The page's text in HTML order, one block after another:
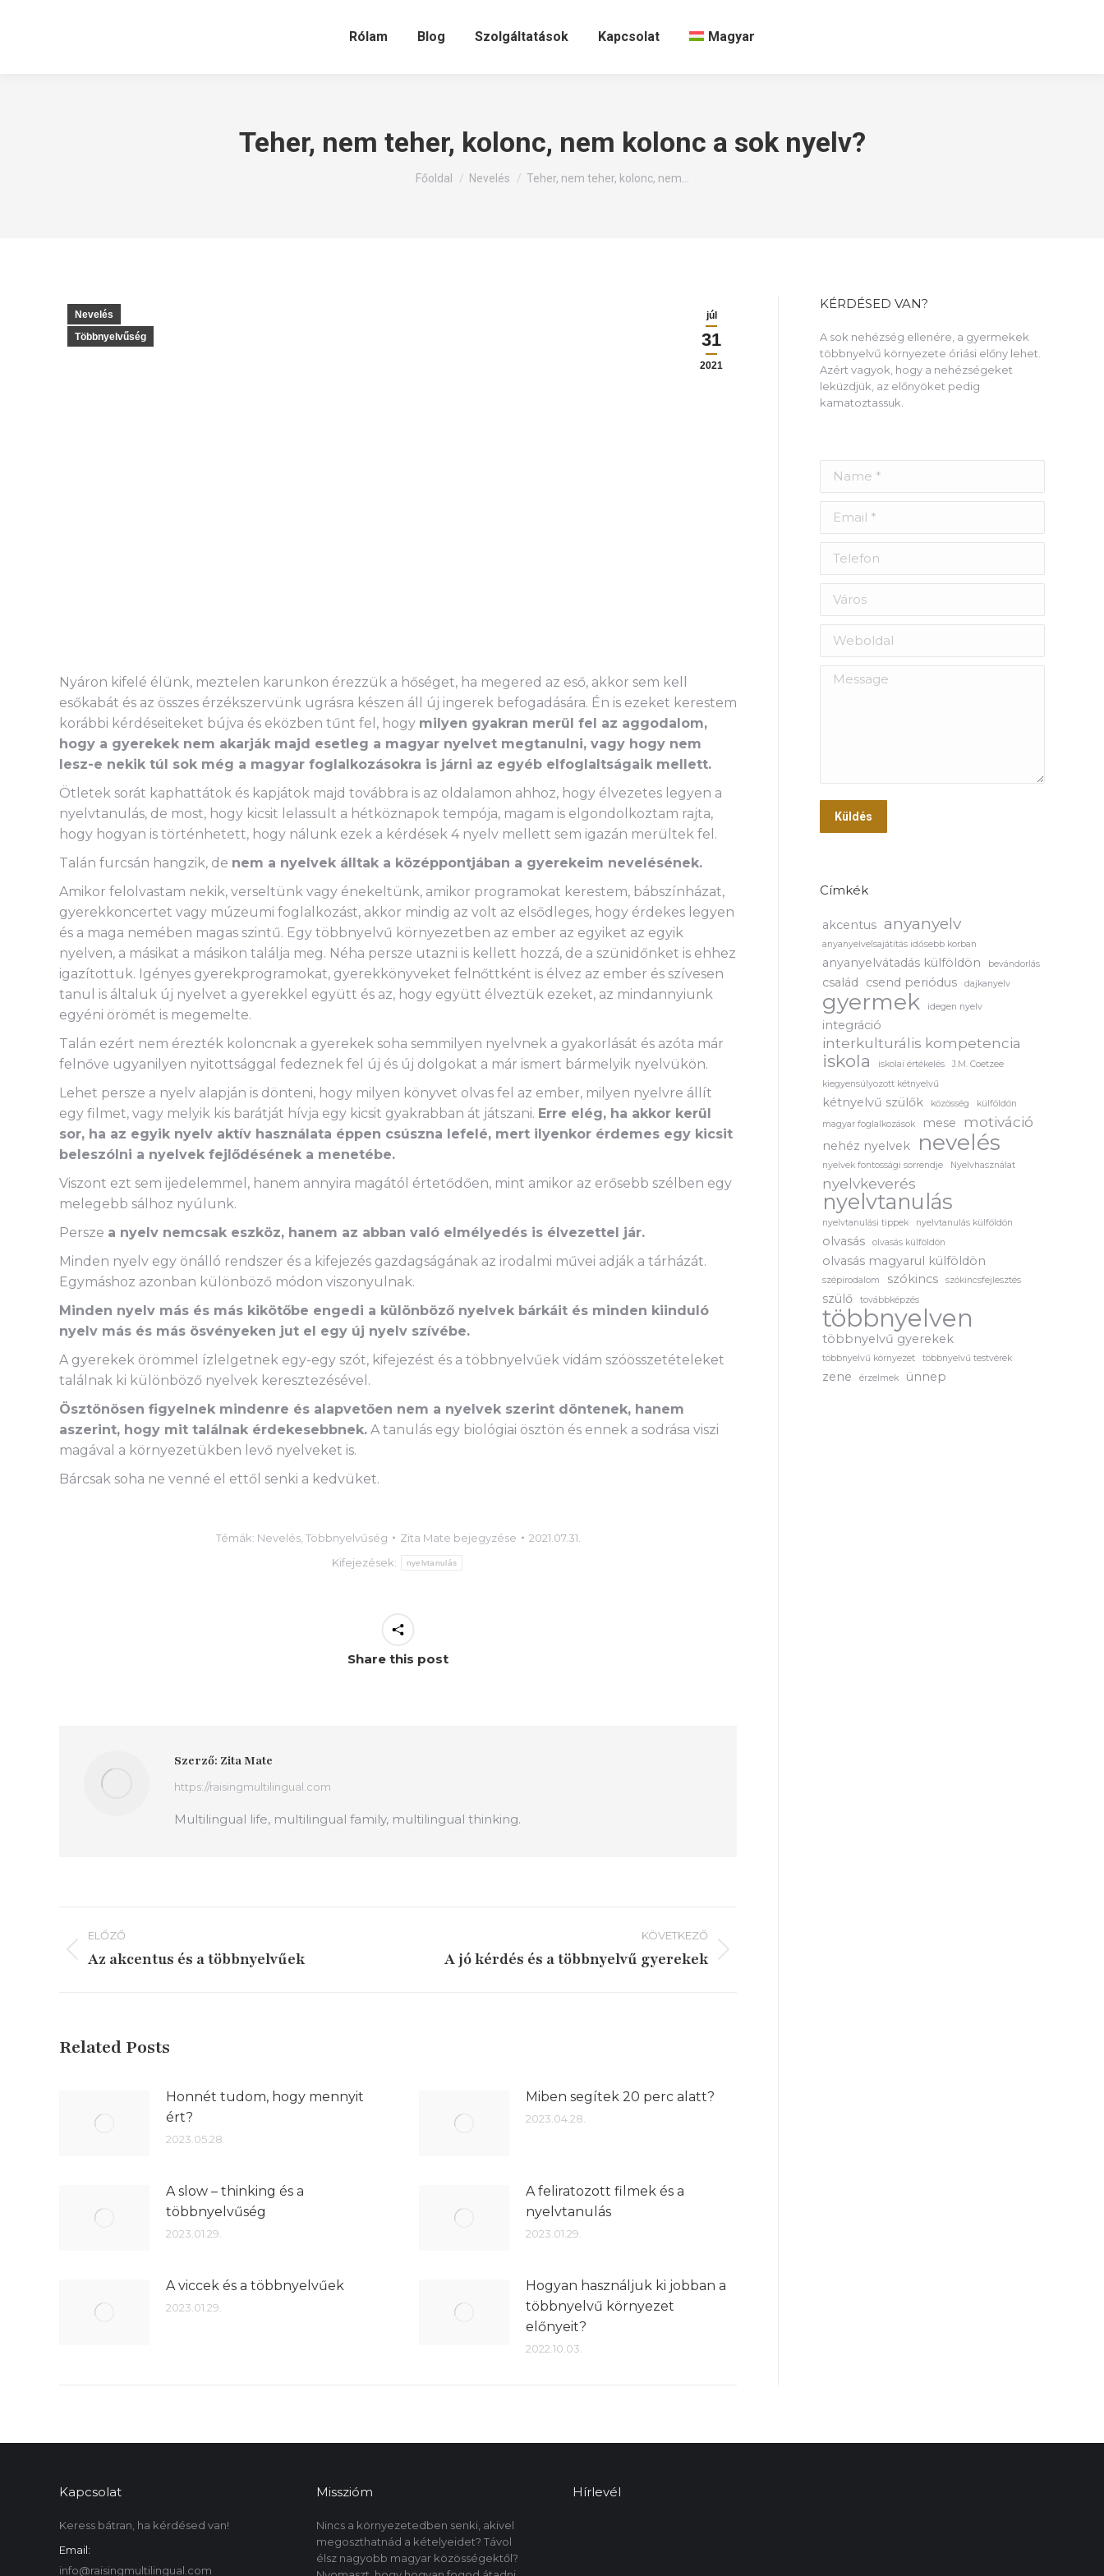
Rólam Blog Szolgáltatások Kapcsolat Magyar
Teher, nem teher, kolonc, nem kolonc a sok nyelv?
Itt állsz:
Főoldal Nevelés Teher, nem teher, kolonc, nem…
júl
31
2021
Nevelés
Többnyelvűség
Nyáron kifelé élünk, meztelen karunkon érezzük a hőséget, ha megered az eső, akkor sem kell
esőkabát és az összes érzékszervünk ugrásra készen áll új ingerek befogadására. Én is ezeket kerestem
korábbi kérdéseiteket bújva és eközben tűnt fel, hogy milyen gyakran merül fel az aggodalom,
hogy a gyerekek nem akarják majd esetleg a magyar nyelvet megtanulni, vagy hogy nem
lesz-e nekik túl sok még a magyar foglalkozásokra is járni az egyéb elfoglaltságaik mellett.
Ötletek sorát kaphattátok és kapjátok majd továbbra is az oldalamon ahhoz, hogy élvezetes legyen a
nyelvtanulás, de most, hogy kicsit lelassult a hétköznapok tempója, magam is elgondolkoztam rajta,
hogy hogyan is történhetett, hogy nálunk ezek a kérdések 4 nyelv mellett sem igazán merültek fel.
Talán furcsán hangzik, de nem a nyelvek álltak a középpontjában a gyerekeim nevelésének.
Amikor felolvastam nekik, verseltünk vagy énekeltünk, amikor programokat kerestem, bábszínházat,
gyerekkoncertet vagy múzeumi foglalkozást, akkor mindig az volt az elsődleges, hogy érdekes legyen
és a maga nemében magas szintű. Egy többnyelvű környezetben az ember az egyiket az egyik
nyelven, a másikat a másikon találja meg. Néha persze utazni is kellett hozzá, de a szünidőnket is ehhez
igazítottuk. Igényes gyerekprogramokat, gyerekkönyveket felnőttként is élvez az ember és szívesen
tanul is általuk új nyelvet a gyerekkel együtt és az, hogy együtt élveztük ezeket, az mindannyiunk
egyéni örömét is megemelte.
Talán ezért nem érezték koloncnak a gyerekek soha semmilyen nyelvnek a gyakorlását és azóta már
felnőve ugyanilyen nyitottsággal fedeznek fel új és új dolgokat a már ismert bármelyik nyelvükön.
Lehet persze a nyelv alapján is dönteni, hogy milyen könyvet olvas fel az ember, milyen nyelvre állít
egy filmet, vagy melyik kis barátját hívja egy kicsit gyakrabban át játszani. Erre elég, ha akkor kerül
sor, ha az egyik nyelv aktív használata éppen csúszna lefelé, mert ilyenkor érdemes egy kicsit
beleszólni a nyelvek fejlődésének a menetébe.
Viszont ezt sem ijedelemmel, hanem annyira magától értetődően, mint amikor az erősebb szélben egy
melegebb sálhoz nyúlunk.
Persze a nyelv nemcsak eszköz, hanem az abban való elmélyedés is élvezettel jár.
Minden nyelv egy önálló rendszer és a kifejezés gazdagságának az irodalmi művei adják a tárházát.
Egymáshoz azonban különböző módon viszonyulnak.
Minden nyelv más és más kikötőbe engedi a különböző nyelvek bárkáit és minden kiinduló
nyelv más és más ösvényeken jut el egy új nyelv szívébe.
A gyerekek örömmel ízlelgetnek egy-egy szót, kifejezést és a többnyelvűek vidám szóösszetételeket
találnak ki különböző nyelvek keresztezésével.
Ösztönösen figyelnek mindenre és alapvetően nem a nyelvek szerint döntenek, hanem
aszerint, hogy mit találnak érdekesebbnek. A tanulás egy biológiai ösztön és ennek a sodrása viszi
magával a környezetükben levő nyelveket is.
Bárcsak soha ne venné el ettől senki a kedvüket.
Témák: Nevelés, Többnyelvűség Zita Mate bejegyzése
2021.07.31.
Kifejezések:
nyelvtanulás
Share this post
Szerző: Zita Mate
https://raisingmultilingual.com
Multilingual life, multilingual family, multilingual thinking.
Bejegyzés
navigáció
ELŐZŐ
Előző
Az akcentus és a többnyelvűek
KÖVETKEZŐ
Következő
A jó kérdés és a többnyelvű gyerekek
Related Posts
Honnét tudom, hogy mennyit
ért?
2023.05.28.
Miben segítek 20 perc alatt?
2023.04.28.
A slow – thinking és a
többnyelvűség
2023.01.29.
A feliratozott filmek és a
nyelvtanulás
2023.01.29.
A viccek és a többnyelvűek
2023.01.29.
Hogyan használjuk ki jobban a
többnyelvű környezet
előnyeit?
2022.10.03.
KÉRDÉSED VAN?
A sok nehézség ellenére, a gyermekek
többnyelvű környezete óriási előny lehet.
Azért vagyok, hogy a nehézségeket
leküzdjük, az előnyöket pedig
kamatoztassuk.
Message
Küldés
Címkék
akcentus anyanyelv
anyanyelvelsajátítás idősebb korban
anyanyelvátadás külföldön bevándorlás
család csend periódus dajkanyelv
gyermek idegen nyelv
integráció
interkulturális kompetencia
iskola iskolai értékelés
J.M. Coetzee
kiegyensúlyozott kétnyelvű
kétnyelvű szülők közösség
külföldön
magyar foglalkozások
mese motiváció
nehéz nyelvek nevelés
nyelvek fontossági sorrendje Nyelvhasználat
nyelvkeverés
nyelvtanulás
nyelvtanulási tippek nyelvtanulás külföldön
olvasás olvasás külföldön
olvasás magyarul külföldön
szépirodalom szókincs szókincsfejlesztés
szülő továbbképzés
többnyelven
többnyelvű gyerekek
többnyelvű környezet többnyelvű testvérek
zene érzelmek ünnep
Kapcsolat
Keress bátran, ha kérdésed van!
Email:
info@raisingmultilingual.com
Misszióm
Nincs a környezetedben senki, akivel
megoszthatnád a kételyeidet? Távol
élsz nagyobb magyar közösségektől?
Hírlevél